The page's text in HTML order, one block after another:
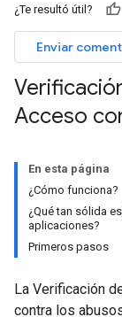
¿Te resultó útil?
Enviar
Acceso
En esta página
¿Cómo funciona?
¿Qué tan sólida
aplicaciones?
Primeros pasos
La Verificación
contra los